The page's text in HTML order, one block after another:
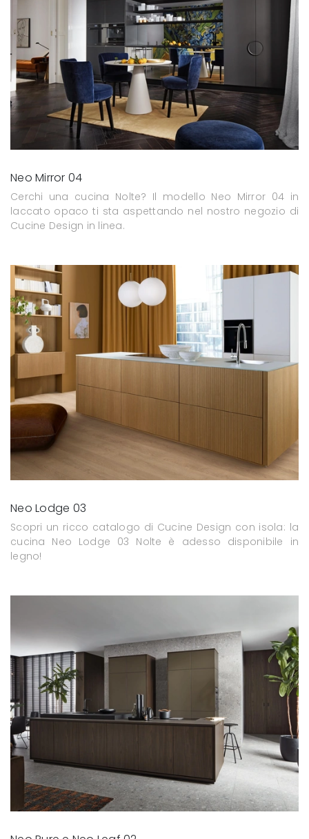
Neo Mirror 04
Cerchi una cucina Nolte? Il modello Neo Mirror 04 in
laccato opaco ti sta aspettando nel nostro negozio di
Cucine Design in linea.
Neo Lodge 03
Scopri un ricco catalogo di Cucine Design con isola: la
cucina Neo Lodge 03 Nolte è adesso disponibile in
legno!